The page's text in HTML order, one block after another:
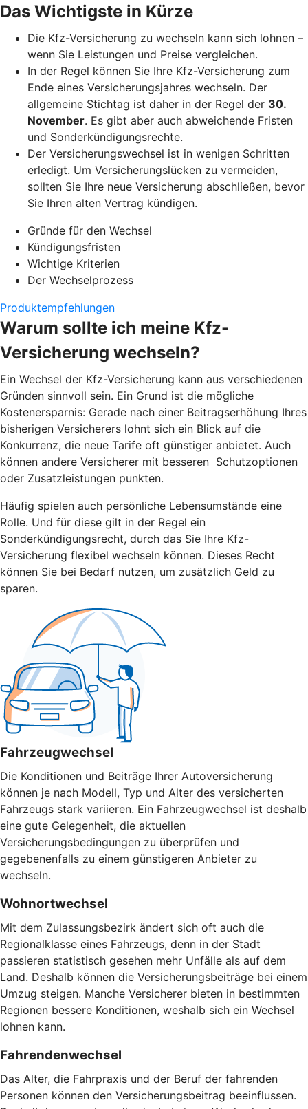
Das Wichtigste in Kürze
Die Kfz-Versicherung zu wechseln kann sich lohnen –
wenn Sie Leistungen und Preise vergleichen.
In der Regel können Sie Ihre Kfz-Versicherung zum
Ende eines Versicherungsjahres wechseln. Der
allgemeine Stichtag ist daher in der Regel der 30.
November. Es gibt aber auch abweichende Fristen
und Sonderkündigungsrechte.
Der Versicherungswechsel ist in wenigen Schritten
erledigt. Um Versicherungslücken zu vermeiden,
sollten Sie Ihre neue Versicherung abschließen, bevor
Sie Ihren alten Vertrag kündigen.
Gründe für den Wechsel
Kündigungsfristen
Wichtige Kriterien
Der Wechselprozess
Produktempfehlungen
Warum sollte ich meine Kfz-
Versicherung wechseln?
Ein Wechsel der Kfz-Versicherung kann aus verschiedenen
Gründen sinnvoll sein. Ein Grund ist die mögliche
Kostenersparnis: Gerade nach einer Beitragserhöhung Ihres
bisherigen Versicherers lohnt sich ein Blick auf die
Konkurrenz, die neue Tarife oft günstiger anbietet. Auch
können andere Versicherer mit besseren Schutzoptionen
oder Zusatzleistungen punkten.
Häufig spielen auch persönliche Lebensumstände eine
Rolle. Und für diese gilt in der Regel ein
Sonderkündigungsrecht, durch das Sie Ihre Kfz-
Versicherung flexibel wechseln können. Dieses Recht
können Sie bei Bedarf nutzen, um zusätzlich Geld zu
sparen.
Fahrzeugwechsel
Die Konditionen und Beiträge Ihrer Autoversicherung
können je nach Modell, Typ und Alter des versicherten
Fahrzeugs stark variieren. Ein Fahrzeugwechsel ist deshalb
eine gute Gelegenheit, die aktuellen
Versicherungsbedingungen zu überprüfen und
gegebenenfalls zu einem günstigeren Anbieter zu
wechseln.
Wohnortwechsel
Mit dem Zulassungsbezirk ändert sich oft auch die
Regionalklasse eines Fahrzeugs, denn in der Stadt
passieren statistisch gesehen mehr Unfälle als auf dem
Land. Deshalb können die Versicherungsbeiträge bei einem
Umzug steigen. Manche Versicherer bieten in bestimmten
Regionen bessere Konditionen, weshalb sich ein Wechsel
lohnen kann.
Fahrendenwechsel
Das Alter, die Fahrpraxis und der Beruf der fahrenden
Personen können den Versicherungsbeitrag beeinflussen.